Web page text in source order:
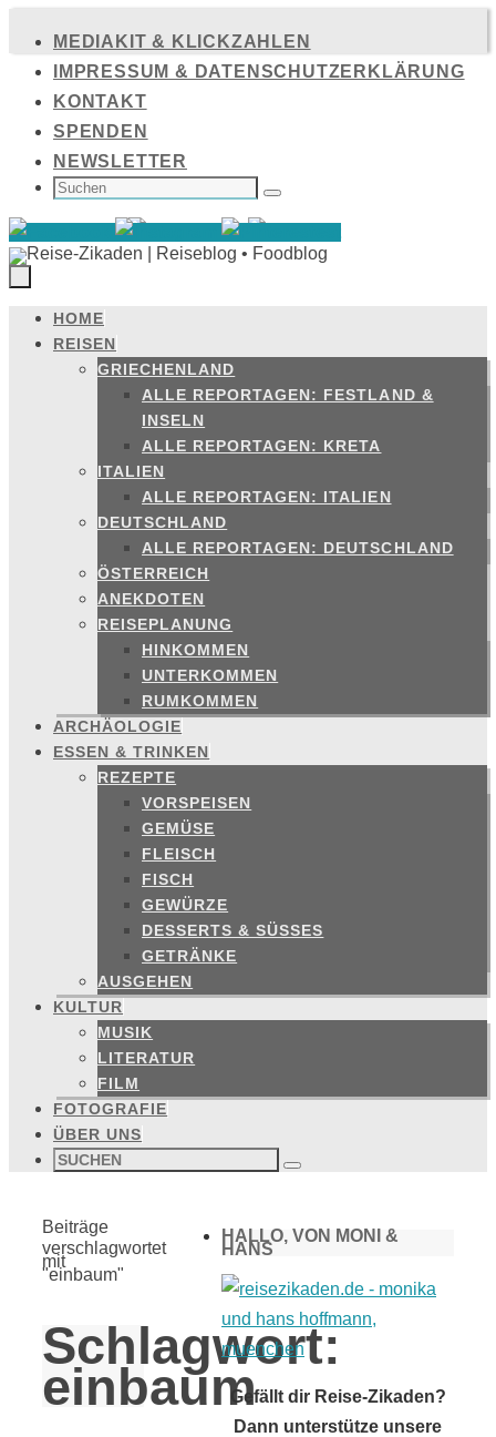
Inhalt
springen
MEDIAKIT & KLICKZAHLEN
IMPRESSUM & DATENSCHUTZERKLÄRUNG
KONTAKT
SPENDEN
NEWSLETTER
SUCHEN
NACH: Suchen
Zum
Inhalt
springen
HOME
REISEN
GRIECHENLAND
ALLE REPORTAGEN: FESTLAND &
INSELN
ALLE REPORTAGEN: KRETA
ITALIEN
ALLE REPORTAGEN: ITALIEN
DEUTSCHLAND
ALLE REPORTAGEN: DEUTSCHLAND
ÖSTERREICH
ANEKDOTEN
REISEPLANUNG
HINKOMMEN
UNTERKOMMEN
RUMKOMMEN
ARCHÄOLOGIE
ESSEN & TRINKEN
REZEPTE
VORSPEISEN
GEMÜSE
FLEISCH
FISCH
GEWÜRZE
DESSERTS & SÜSSES
GETRÄNKE
AUSGEHEN
KULTUR
MUSIK
LITERATUR
FILM
FOTOGRAFIE
ÜBER UNS
Suchen
nach: Suchen
Start
Beiträge
verschlagwortet
mit
"einbaum"
Schlagwort:
einbaum
HALLO, VON MONI &
HANS
Gefällt dir Reise-Zikaden?
Dann unterstütze unsere